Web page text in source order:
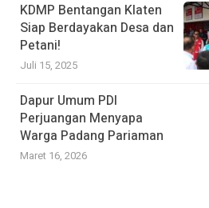
KDMP Bentangan Klaten
Siap Berdayakan Desa dan
Petani!
Juli 15, 2025
Dapur Umum PDI
Perjuangan Menyapa
Warga Padang Pariaman
Maret 16, 2026